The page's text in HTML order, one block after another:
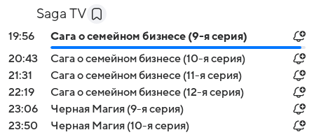
Saga TV
19:56
Сага о семейном бизнесе (9-я серия)
20:43
Сага о семейном бизнесе (10-я серия)
21:31
Сага о семейном бизнесе (11-я серия)
22:19
Сага о семейном бизнесе (12-я серия)
23:06
Черная Магия (9-я серия)
23:50
Черная Магия (10-я серия)